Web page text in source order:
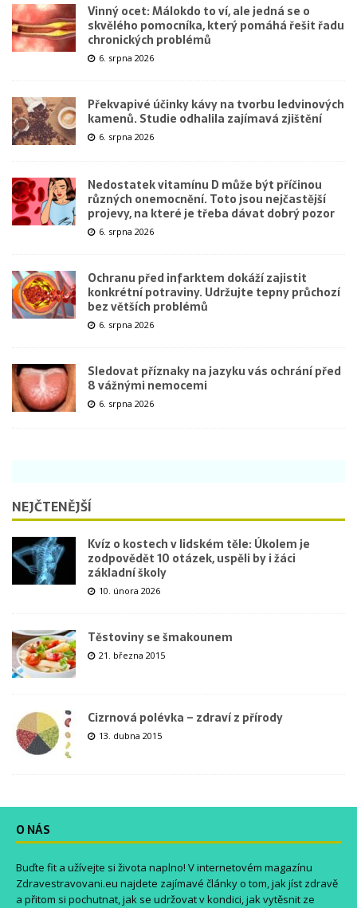
Vinný ocet: Málokdo to ví, ale jedná se o
skvělého pomocníka, který pomáhá řešit řadu
chronických problémů
6. srpna 2026
Překvapivé účinky kávy na tvorbu ledvinových
kamenů. Studie odhalila zajímavá zjištění
6. srpna 2026
Nedostatek vitamínu D může být příčinou
různých onemocnění. Toto jsou nejčastější
projevy, na které je třeba dávat dobrý pozor
6. srpna 2026
Ochranu před infarktem dokáží zajistit
konkrétní potraviny. Udržujte tepny průchozí
bez větších problémů
6. srpna 2026
Sledovat příznaky na jazyku vás ochrání před
8 vážnými nemocemi
6. srpna 2026
NEJČTENĚJŠÍ
Kvíz o kostech v lidském těle: Úkolem je
zodpovědět 10 otázek, uspěli by i žáci
základní školy
10. února 2026
Těstoviny se šmakounem
21. března 2015
Cizrnová polévka – zdraví z přírody
13. dubna 2015
O NÁS
Buďte fit a užívejte si života naplno! V internetovém magazínu
Zdravestravovani.eu najdete zajímavé články o tom, jak jíst zdravě
a přitom si pochutnat, jak se udržovat v kondici, jak vytěsnit ze